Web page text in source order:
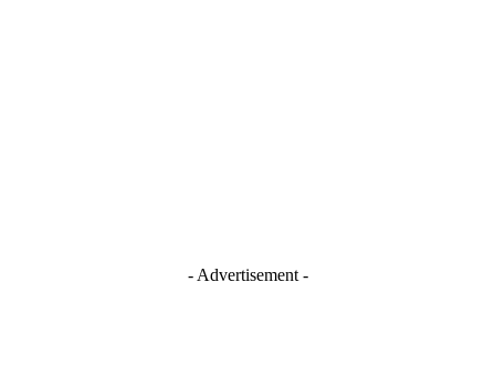
- Advertisement -